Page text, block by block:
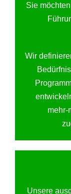
Sie
Wir
mehr-
Unsere